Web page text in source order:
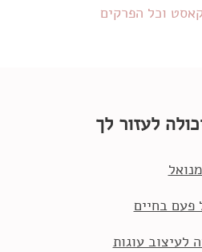
וכל הפרקים
לעזור לך
פעם בחיים
לעיצוב עוגות